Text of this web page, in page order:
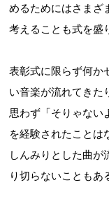
めるためにはさまざ
考えることも式を盛
表彰式に限らず何か
い音楽が流れてきた
思わず「そりゃない
を経験されたことは
しんみりとした曲が
り切らないこともあ